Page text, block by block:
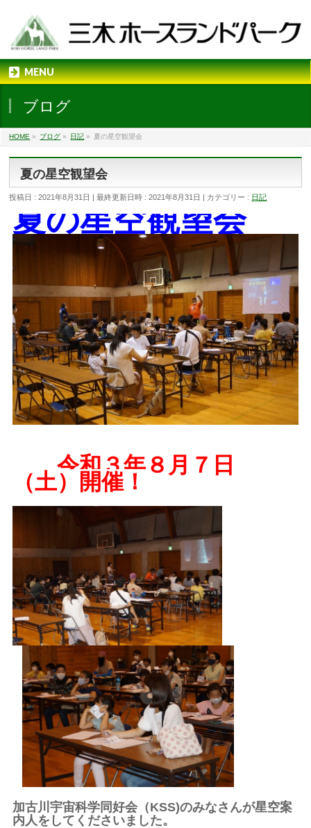
MENU
ブログ
HOME » ブログ » 日記 » 夏の星空観望会
夏の星空観望会
投稿日 : 2021年8月31日 最終更新日時 : 2021年8月31日 カテゴリー : 日記
夏の星空観望会
令和３年８月７日
（土）開催！
加古川宇宙科学同好会（KSS)のみなさんが星空案
内人をしてくださいました。